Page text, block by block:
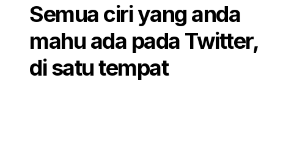
Semua ciri yang anda
mahu ada pada Twitter,
di satu tempat